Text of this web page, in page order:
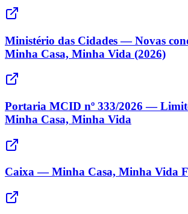
Ministério das Cidades — Novas
Minha Casa, Minha Vida (2026)
Portaria MCID nº 333/2026 —
Minha Casa, Minha Vida
Caixa — Minha Casa, Minha Vida